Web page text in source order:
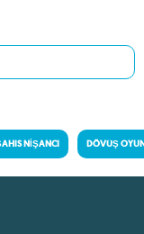
NIŞANCI DÖVÜŞ